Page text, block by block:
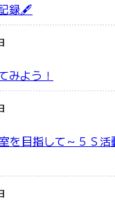
録🖋
みよう！
を目指して～５Ｓ活